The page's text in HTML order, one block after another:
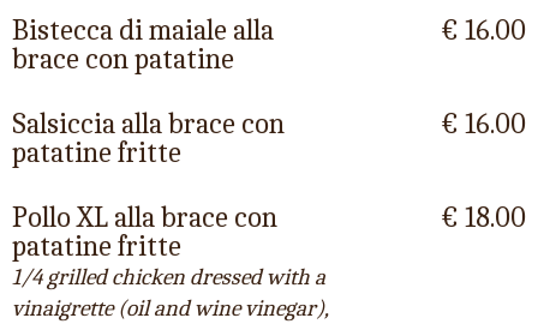
Bistecca di maiale alla
brace con patatine
€ 16.00
Salsiccia alla brace con
patatine fritte
€ 16.00
Pollo XL alla brace con
patatine fritte
1/4 grilled chicken dressed with a
vinaigrette (oil and wine vinegar),
€ 18.00